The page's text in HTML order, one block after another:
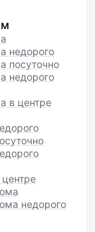
недорого
посуточно
недорого
в центре
недорого